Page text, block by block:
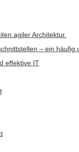
agiler Architektur.
– ein häufig
effektive IT